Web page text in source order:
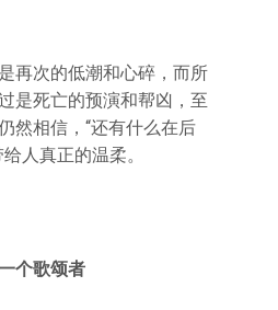
再次的低潮和心碎，而所
是死亡的预演和帮凶，至
然相信，“还有什么在后
人真正的温柔。
个歌颂者